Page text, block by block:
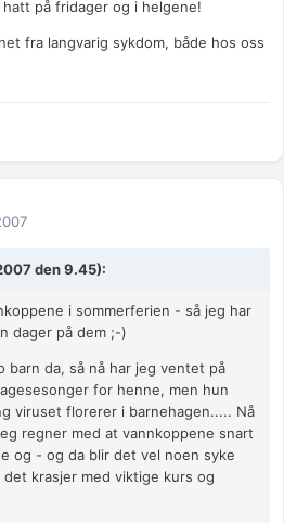
på fridager og i helgene!
fra langvarig sykdom, både hos oss
den 9.45):
i sommerferien - så jeg har
dager på dem ;-)
barn da, så nå har jeg ventet på
for henne, men hun
viruset florerer i barnehagen..... Nå
regner med at vannkoppene snart
og - og da blir det vel noen syke
krasjer med viktige kurs og